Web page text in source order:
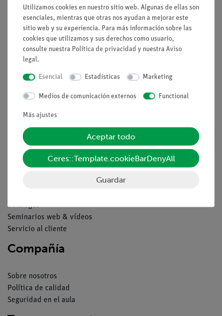
Nach oben
Aviso lega
Contacto
Condiciones comerciales generales
Pie de imprenta
Servicio
Catálogos
Seminarios web & vídeos
Servicio al cliente
Compañía
Sobre nosotros
Política de calidad
Seguridad en el aula
Utilizamos cookies en nuestro sitio web. Algunas de ellas son
esenciales, mientras que otras nos ayudan a mejorar este
sitio web y su experiencia. Para más información sobre las
cookies que utilizamos y sus derechos como usuario,
consulte nuestra Política de privacidad y nuestra Aviso
legal.
Esencial Estadísticas Marketing
Medios de comunicación externos Functional
Más ajustes
Aceptar todo
Ceres::Template.cookieBarDenyAll
Guardar